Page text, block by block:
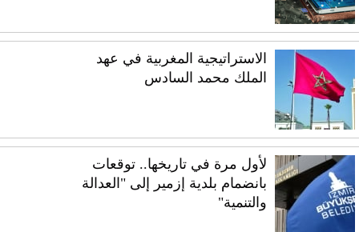
الاستراتيجية المغربية في عهد
الملك محمد السادس
لأول مرة في تاريخها.. توقعات
بانضمام بلدية إزمير إلى "العدالة
والتنمية"